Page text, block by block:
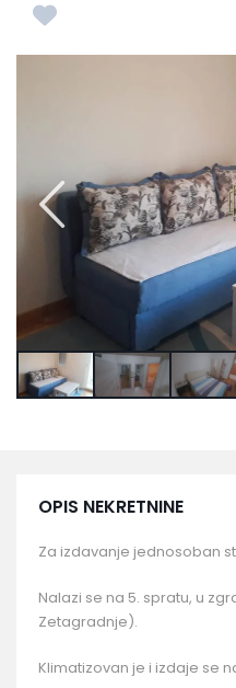
OPIS NEKRETNINE
Za izdavanje jednosoban
Nalazi se na 5. spratu, u
Zetagradnje).
Klimatizovan je i izdaje se